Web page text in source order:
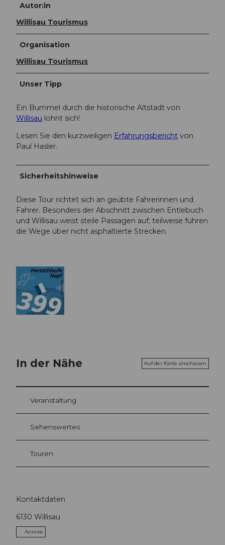
Autor:in
Willisau Tourismus
Organisation
Willisau Tourismus
Unser Tipp
Ein Bummel durch die historische Altstadt von
Willisau lohnt sich!
Lesen Sie den kurzweiligen Erfahrungsbericht von
Paul Hasler.
Sicherheitshinweise
Diese Tour richtet sich an geübte Fahrerinnen und
Fahrer. Besonders der Abschnitt zwischen Entlebuch
und Willisau weist steile Passagen auf; teilweise führen
die Wege über nicht asphaltierte Strecken.
In der Nähe Auf der Karte anschauen
Veranstaltung
Sehenswertes
Touren
Kontaktdaten
6130 Willisau
Anreise